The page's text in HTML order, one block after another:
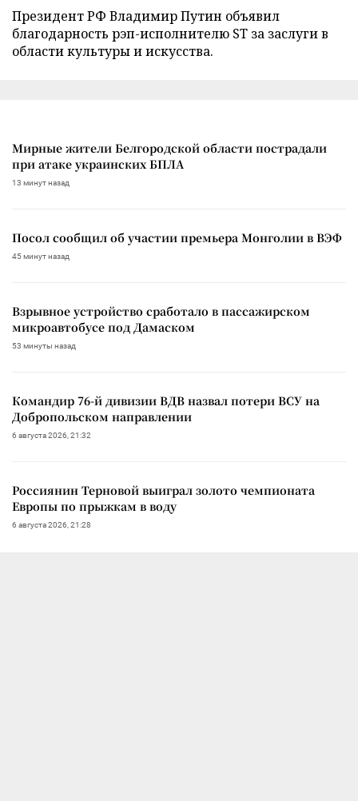
Президент РФ Владимир Путин объявил
благодарность рэп-исполнителю ST за заслуги в
области культуры и искусства.
Мирные жители Белгородской области пострадали
при атаке украинских БПЛА
13 минут назад
Посол сообщил об участии премьера Монголии в ВЭФ
45 минут назад
Взрывное устройство сработало в пассажирском
микроавтобусе под Дамаском
53 минуты назад
Командир 76-й дивизии ВДВ назвал потери ВСУ на
Добропольском направлении
6 августа 2026, 21:32
Россиянин Терновой выиграл золото чемпионата
Европы по прыжкам в воду
6 августа 2026, 21:28